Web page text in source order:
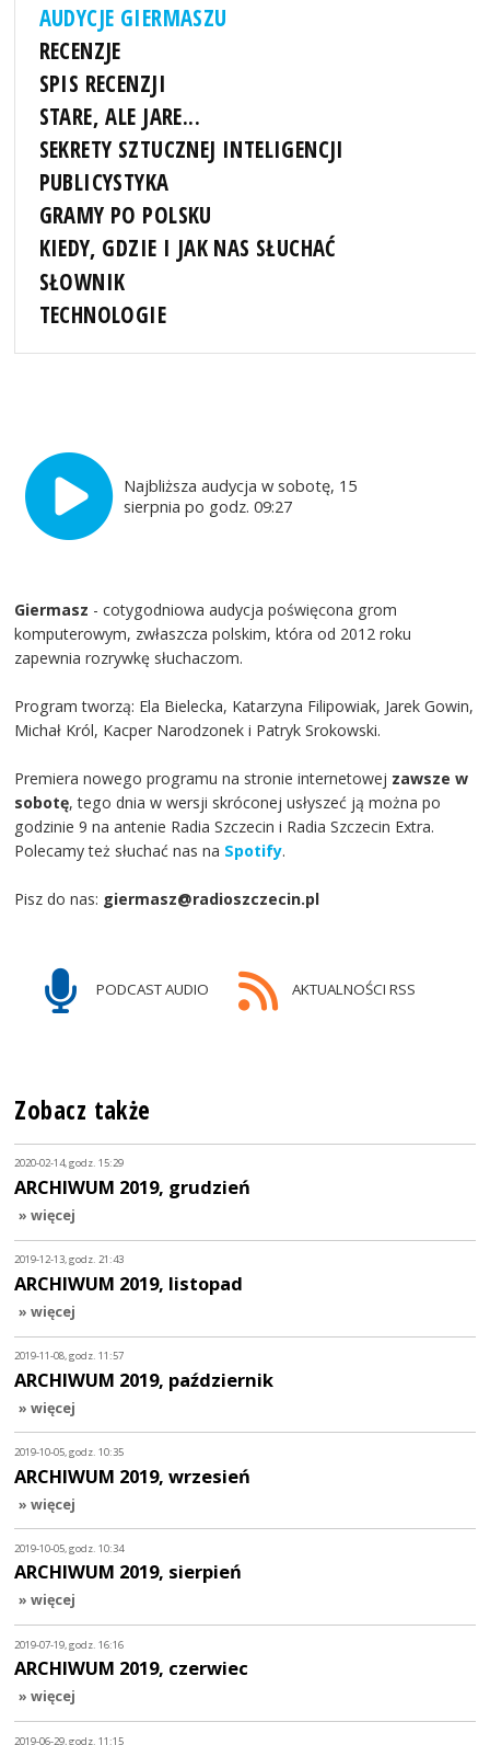
AUDYCJE GIERMASZU
RECENZJE
SPIS RECENZJI
STARE, ALE JARE...
SEKRETY SZTUCZNEJ INTELIGENCJI
PUBLICYSTYKA
GRAMY PO POLSKU
KIEDY, GDZIE I JAK NAS SŁUCHAĆ
SŁOWNIK
TECHNOLOGIE
Najbliższa audycja w sobotę, 15
sierpnia po godz. 09:27
Giermasz - cotygodniowa audycja poświęcona grom
komputerowym, zwłaszcza polskim, która od 2012 roku
zapewnia rozrywkę słuchaczom.
Program tworzą: Ela Bielecka, Katarzyna Filipowiak, Jarek Gowin,
Michał Król, Kacper Narodzonek i Patryk Srokowski.
Premiera nowego programu na stronie internetowej zawsze w
sobotę, tego dnia w wersji skróconej usłyszeć ją można po
godzinie 9 na antenie Radia Szczecin i Radia Szczecin Extra.
Polecamy też słuchać nas na Spotify.
Pisz do nas: giermasz@radioszczecin.pl
PODCAST AUDIO AKTUALNOŚCI RSS
Zobacz także
2020-02-14, godz. 15:29
ARCHIWUM 2019, grudzień
» więcej
2019-12-13, godz. 21:43
ARCHIWUM 2019, listopad
» więcej
2019-11-08, godz. 11:57
ARCHIWUM 2019, październik
» więcej
2019-10-05, godz. 10:35
ARCHIWUM 2019, wrzesień
» więcej
2019-10-05, godz. 10:34
ARCHIWUM 2019, sierpień
» więcej
2019-07-19, godz. 16:16
ARCHIWUM 2019, czerwiec
» więcej
2019-06-29, godz. 11:15